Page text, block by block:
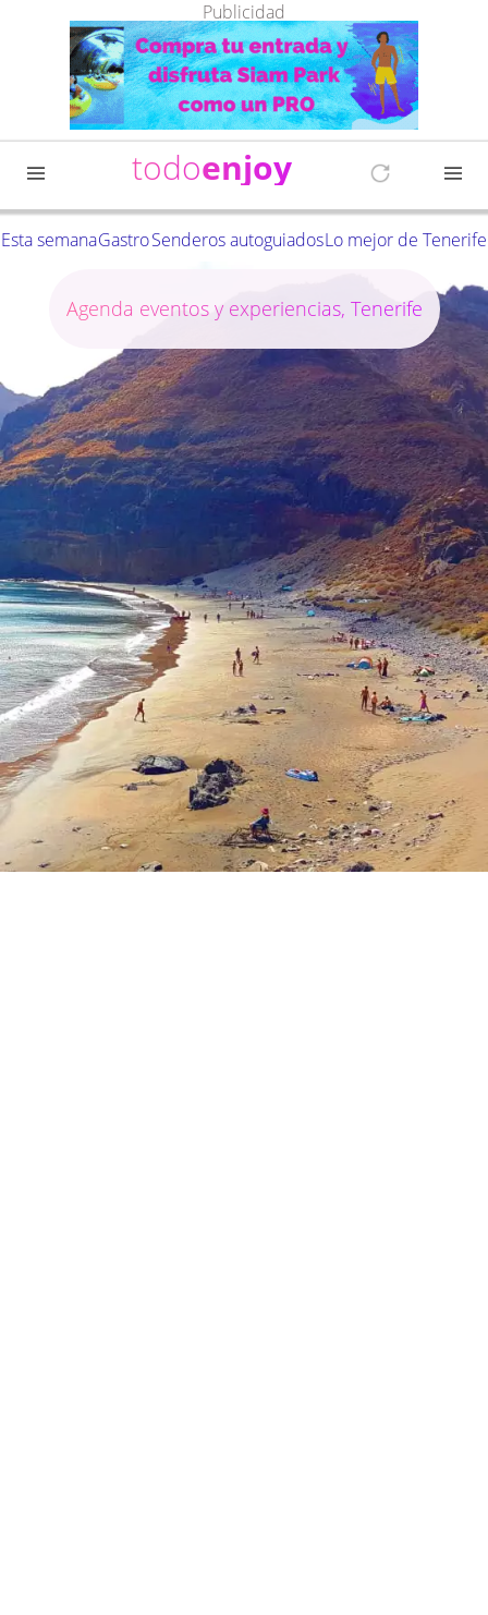
Publicidad
todoenjoy
Esta semanaGastroSenderos autoguiadosLo mejor de Tenerife
Agenda eventos y experiencias, Tenerife